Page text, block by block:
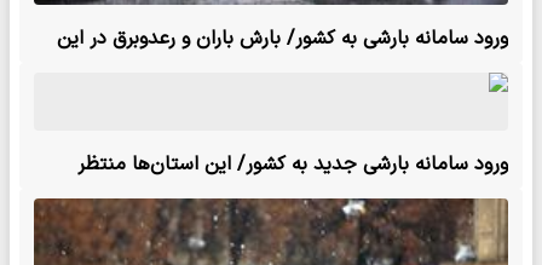
ورود سامانه بارشی به کشور/ بارش باران و رعدوبرق در این
مناطق
ورود سامانه بارشی جدید به کشور/ این استان‌ها منتظر
بارندگی باشند